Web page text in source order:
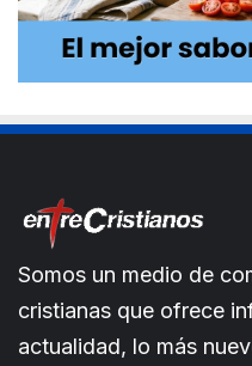
Somos un medio de
cristianas que ofrece
actualidad, lo más